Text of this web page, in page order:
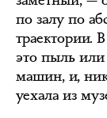
по залу по
траектории.
это пыль
машин, и,
уехала из